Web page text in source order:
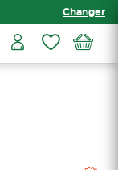
Changer